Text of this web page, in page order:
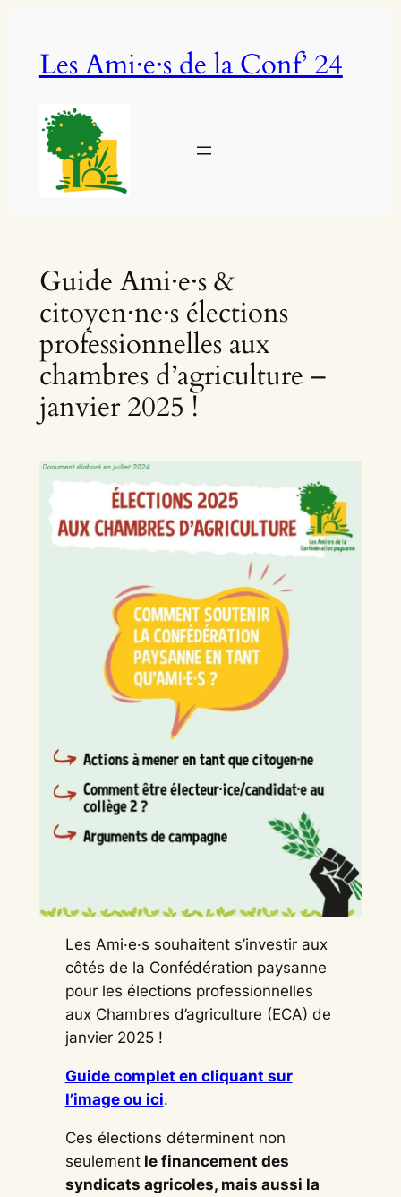
contenuLes Ami·e·s de la Conf’ 24
Guide Ami·e·s &
citoyen·ne·s élections
professionnelles aux
chambres d’agriculture –
janvier 2025 !
Les Ami·e·s souhaitent s’investir aux
côtés de la Confédération paysanne
pour les élections professionnelles
aux Chambres d’agriculture (ECA) de
janvier 2025 !
Guide complet en cliquant sur
l’image ou ici.
Ces élections déterminent non
seulementle financement des
syndicats agricoles, mais aussi la